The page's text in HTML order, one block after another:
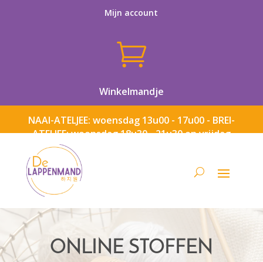
Mijn account

Winkelmandje
NAAI-ATELJEE: woensdag 13u00 - 17u00 - BREI-
ATELJEE: woensdag 18u30 - 21u30 en vrijdag
ONLINE STOFFEN